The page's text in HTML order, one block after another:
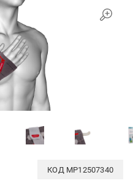
КОД MP12507340